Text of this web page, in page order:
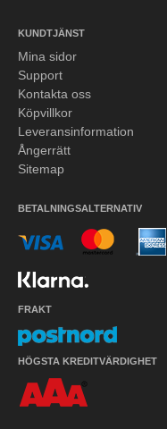
KUNDTJÄNST
Mina sidor
Support
Kontakta oss
Köpvillkor
Leveransinformation
Ångerrätt
Sitemap
BETALNINGSALTERNATIV
FRAKT
HÖGSTA KREDITVÄRDIGHET